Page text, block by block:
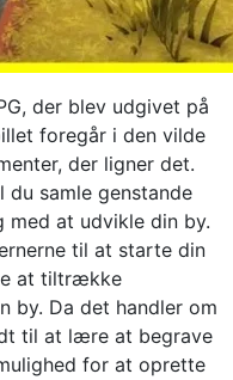
der blev udgivet på
foregår i den vilde
der ligner det.
du samle genstande
at udvikle din by.
til at starte din
at tiltrække
by. Da det handler om
til at lære at begrave
for at oprette